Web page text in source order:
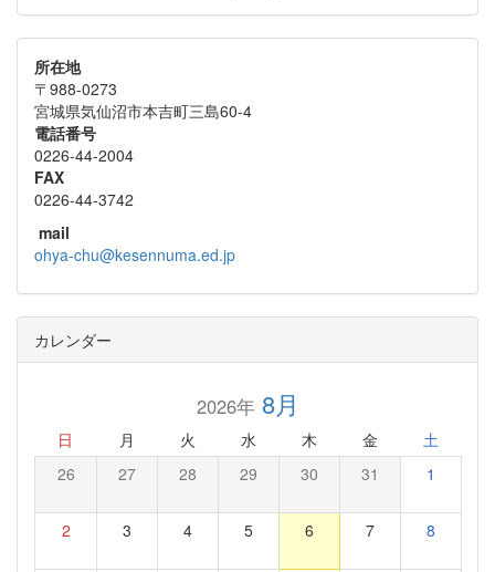
所在地
〒988-0273
宮城県気仙沼市本吉町三島60-4
電話番号
0226-44-2004
FAX
0226-44-3742
mail
ohya-chu@kesennuma.ed.jp
カレンダー
2026年8月
日 月 火 水 木 金 土
26 27 28 29 30 31 1
2 3 4 5 6 7 8